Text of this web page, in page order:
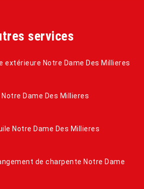
services
extérieure Notre Dame Des Millieres
Dame Des Millieres
Notre Dame Des Millieres
de charpente Notre Dame